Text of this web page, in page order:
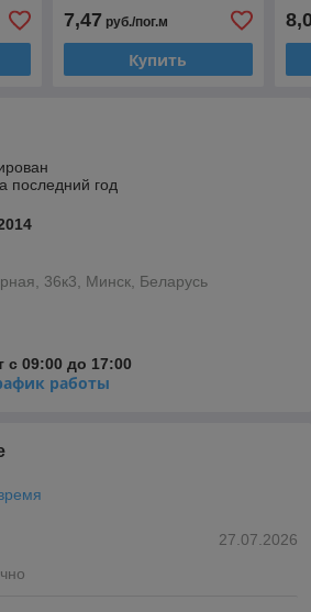
7,47 руб./пог.м
Купить
последний год
36к3, Минск, Беларусь
с 09:00 до 17:00
работы
27.07.2026